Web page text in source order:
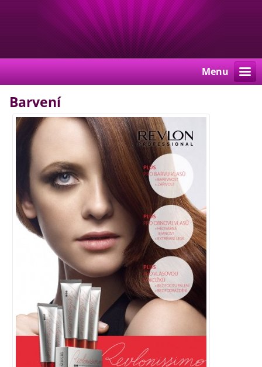
Menu
Barvení